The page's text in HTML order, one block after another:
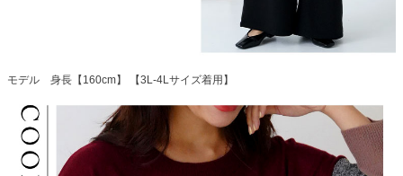
モデル 身長【160cm】 【3L-4Lサイズ着用】